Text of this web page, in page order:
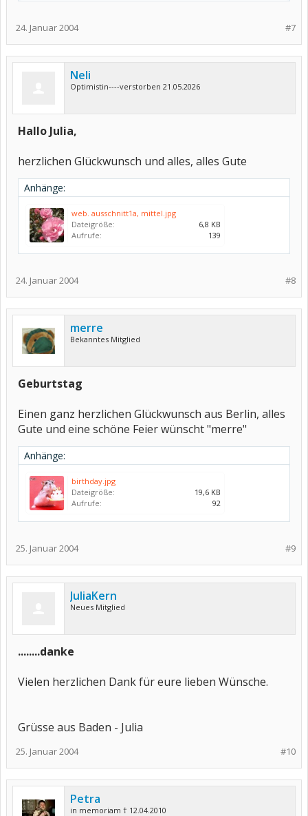
#7
24. Januar 2004
Neli
Optimistin----verstorben 21.05.2026
Hallo Julia,
herzlichen Glückwunsch und alles, alles Gute
Anhänge:
web. ausschnitt1a, mittel.jpg
Dateigröße:
6,8 KB
Aufrufe:
139
#8
24. Januar 2004
merre
Bekanntes Mitglied
Geburtstag
Einen ganz herzlichen Glückwunsch aus Berlin, alles
Gute und eine schöne Feier wünscht "merre"
Anhänge:
birthday.jpg
Dateigröße:
19,6 KB
Aufrufe:
92
#9
25. Januar 2004
JuliaKern
Neues Mitglied
........danke
Vielen herzlichen Dank für eure lieben Wünsche.
Grüsse aus Baden - Julia
#10
25. Januar 2004
Petra
in memoriam † 12.04.2010